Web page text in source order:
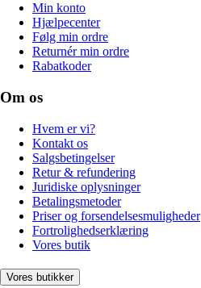
Min konto
Hjælpecenter
Følg min ordre
Returnér min ordre
Rabatkoder
Om os
Hvem er vi?
Kontakt os
Salgsbetingelser
Retur & refundering
Juridiske oplysninger
Betalingsmetoder
Priser og forsendelsesmuligheder
Fortrolighedserklæring
Vores butik
Vores butikker